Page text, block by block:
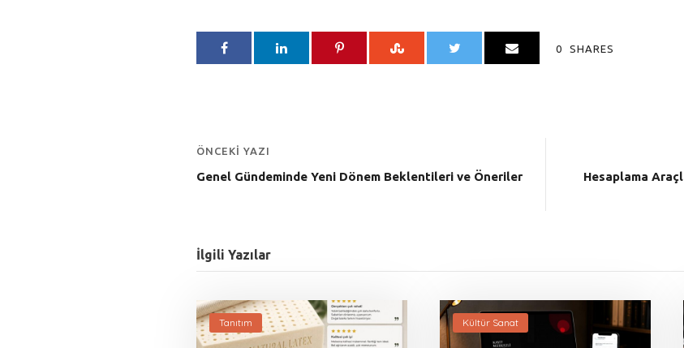
0 SHARES
ÖNCEKI YAZI
Genel Gündeminde Yeni Dönem Beklentileri ve Öneriler
Hesaplama
İlgili Yazılar
Tanıtım Kültür Sanat